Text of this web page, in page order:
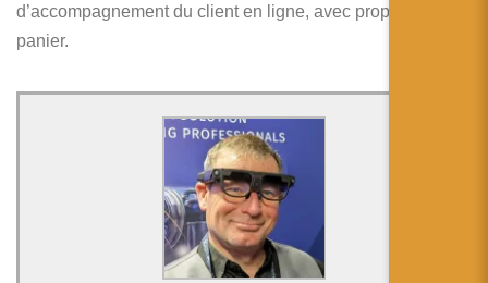
d’accompagnement du client en ligne, avec proposition de
panier.